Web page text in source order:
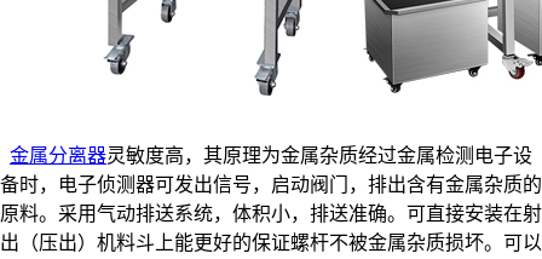
金属分离器灵敏度高，其原理为金属杂质经过金属检测电子设
备时，电子侦测器可发出信号，启动阀门，排出含有金属杂质的
原料。采用气动排送系统，体积小，排送准确。可直接安装在射
出（压出）机料斗上能更好的保证螺杆不被金属杂质损坏。可以